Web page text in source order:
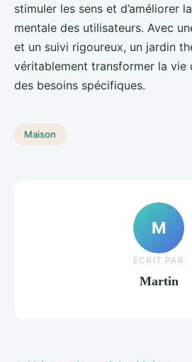
stimuler les sens et d’améliorer
mentale des utilisateurs. Avec
et un suivi rigoureux, un jardin
véritablement transformer la vie
des besoins spécifiques.
Maison
M
ECRIT PAR
Martin